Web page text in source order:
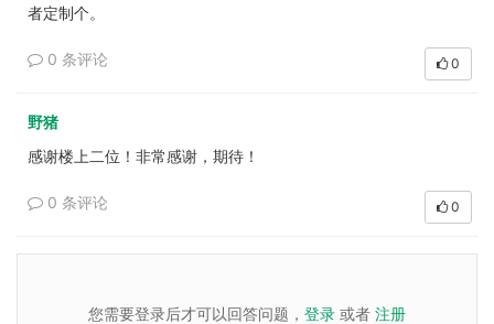
者定制个。
0 条评论 0
野猪
感谢楼上二位！非常感谢，期待！
0 条评论 0
您需要登录后才可以回答问题， 登录 或者 注册